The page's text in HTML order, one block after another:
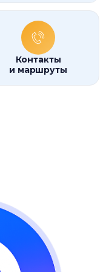
Контакты
и маршруты